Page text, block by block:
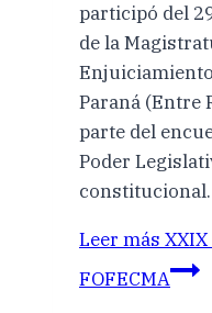
participó del
de la
Paraná (Entre
parte del
Poder
Leer más
FOFECMA